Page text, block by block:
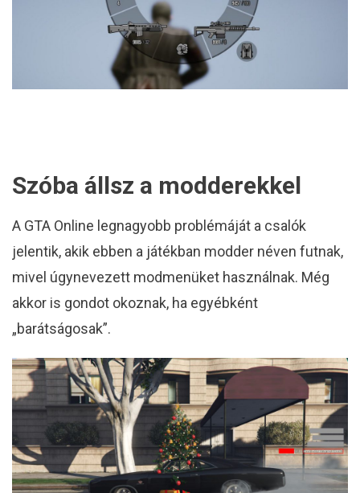
Szóba állsz a modderekkel
A GTA Online legnagyobb problémáját a csalók
jelentik, akik ebben a játékban modder néven futnak,
mivel úgynevezett modmenüket használnak. Még
akkor is gondot okoznak, ha egyébként
„barátságosak”.